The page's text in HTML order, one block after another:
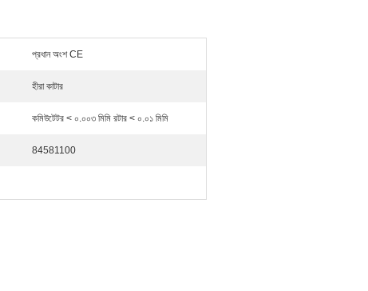
প্রধান অংশ CE
হীরা কাটার
কমিউটেটর < ০.০০৩ মিমি রটার < ০.০১ মিমি
84581100